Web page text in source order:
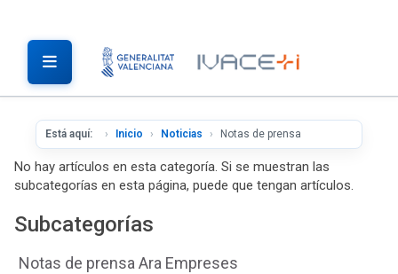
Está aquí: Inicio Noticias Notas de prensa
No hay artículos en esta categoría. Si se muestran las
subcategorías en esta página, puede que tengan artículos.
Subcategorías
Notas de prensa Ara Empreses